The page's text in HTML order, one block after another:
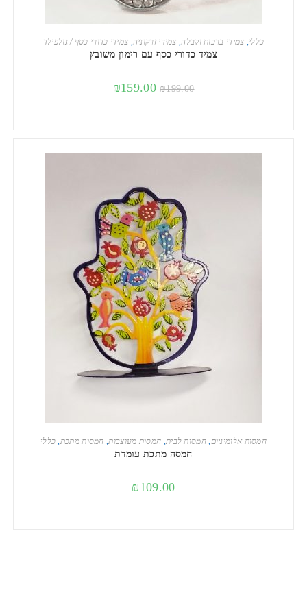
הוספה לסל כללי,צמידי ברכות וקבלה,צמידי זרקוניה,צמידי כדורי כסף / גולפילד
צמיד כדורי כסף עם רימון משובץ
₪199.00
₪159.00
הוספה לסל חמסות אלומיניום,חמסות לבית, חמסות מעוצבות, חמסות מתכת, כללי
חמסה מתכת עומדת
₪109.00